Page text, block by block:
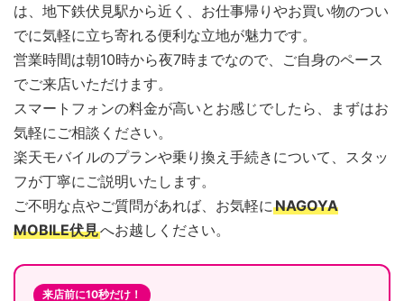
は、地下鉄伏見駅から近く、お仕事帰りやお買い物のつい
でに気軽に立ち寄れる便利な立地が魅力です。
営業時間は朝10時から夜7時までなので、ご自身のペース
でご来店いただけます。
スマートフォンの料金が高いとお感じでしたら、まずはお
気軽にご相談ください。
楽天モバイルのプランや乗り換え手続きについて、スタッ
フが丁寧にご説明いたします。
ご不明な点やご質問があれば、お気軽にNAGOYA
MOBILE伏見へお越しください。
来店前に10秒だけ！